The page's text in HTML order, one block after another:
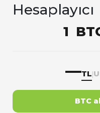
Hesaplayıcı
—TL
BTC al